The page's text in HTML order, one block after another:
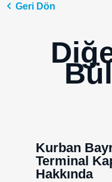
Geri Dön
Kurban
Terminal
Hakkında